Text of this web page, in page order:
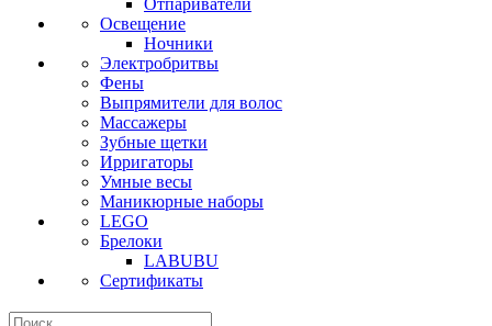
Отпариватели
Освещение
Ночники
Электробритвы
Фены
Выпрямители для волос
Массажеры
Зубные щетки
Ирригаторы
Умные весы
Маникюрные наборы
LEGO
Брелоки
LABUBU
Сертификаты